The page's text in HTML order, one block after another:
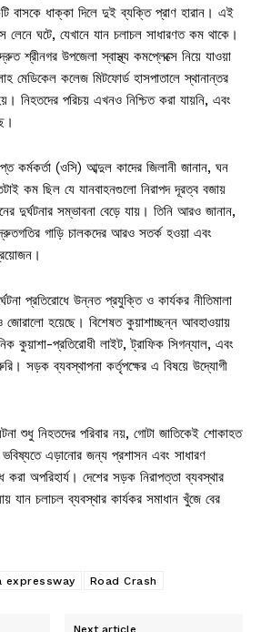
বাসকে ধাক্কা দিলে দুই ব্যক্তি প্রাণ হারান। এই
লেনে ঘটে, যেখানে যান চলাচল সাধারণত কম থাকে।
শ্রীনগর উপজেলা স্বাস্থ্য কমপ্লেক্সে নিয়ে যাওয়া
মেডিকেল কলেজ মিটফোর্ড হাসপাতালে স্থানান্তর
নিহতদের পরিচয় এখনও নিশ্চিত করা যায়নি, এবং
কর্মকর্তা (ওসি) আব্দুল কাদের জিলানী জানান, ঘন
কম ছিল যে যানবাহনগুলো নিরাপদ দূরত্ব বজায়
দুর্ঘটনার সম্ভাবনা বেড়ে যায়। তিনি আরও জানান,
গাড়ি চালকদের আরও সতর্ক হওয়া এবং
প্রতিরোধে উন্নত প্রযুক্তি ও কার্যকর নীতিমালা
হয়েছে। বিশেষত কুয়াশাচ্ছন্ন আবহাওয়ায়
কুয়াশা-প্রতিরোধী লাইট, ট্রাফিক সিগন্যাল, এবং
সড়ক ব্যবস্থাপনা কর্তৃপক্ষের এ বিষয়ে উদ্যোগী
শুধু নিহতদের পরিবার নয়, গোটা জাতিকেই শোকাহত
এড়ানোর জন্য প্রশাসন এবং সাধারণ
অপরিহার্য। দেশের সড়ক নিরাপত্তা ব্যবস্থার
চলাচল ব্যবস্থার কার্যকর সমাধান খুঁজে বের
expressway Road Crash
Next article